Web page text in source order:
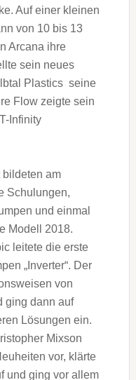
Auf einer kleinen
von 10 bis 13
Arcana ihre
sein neues
Plastics seine
Flow zeigte sein
Infinity
bildeten am
Schulungen,
und einmal
Modell 2018.
leitete die erste
„Inverter“. Der
von
ging dann auf
Lösungen ein.
Mixson
vor, klärte
und ging vor allem